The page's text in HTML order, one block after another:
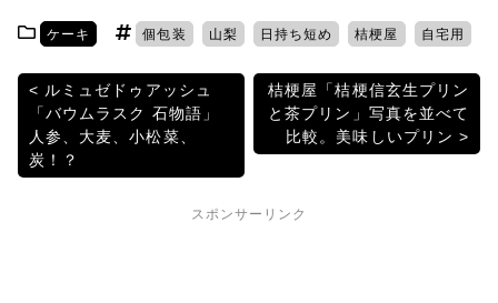
itt
er
c
e
b
o
k
e e
n
a
c
k
et
ケーキ 個包装 山梨 日持ち短め 桔梗屋 自宅用
投
稿
ナ
ルミュゼドゥアッシュ
「バウムラスク 石物語」
人参、大麦、小松菜、
炭！？
桔梗屋「桔梗信玄生プリン
と茶プリン」写真を並べて
比較。美味しいプリン
スポンサーリンク